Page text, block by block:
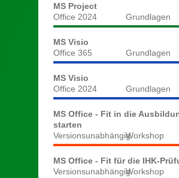
MS Project
Office 2024
Grundlagen
MS Visio
Office 365
Grundlagen
MS Visio
Office 2024
Grundlagen
MS Office - Fit in die
starten
VersionsunabhängigWorkshop
MS Office - Fit für die IHK-
VersionsunabhängigWorkshop